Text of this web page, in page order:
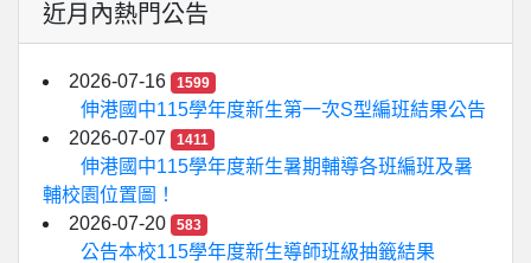
近月內熱門公告
2026-07-16 1599
伸港國中115學年度新生第一次S型編班結果公告
2026-07-07
1411
伸港國中115學年度新生暑期輔導各班編班及暑
輔校園位置圖！
2026-07-20
583
公告本校115學年度新生導師班級抽籤結果